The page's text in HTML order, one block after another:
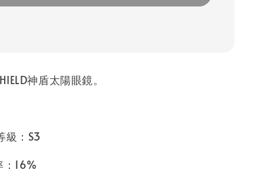
神盾太陽眼鏡。
級：S3
：16%